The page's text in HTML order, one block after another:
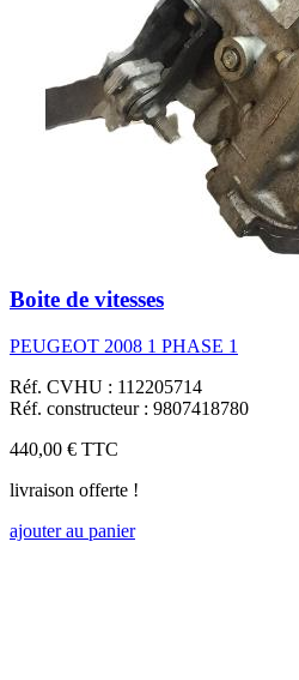
Boite de vitesses
PEUGEOT 2008 1 PHASE 1
Réf. CVHU : 112205714
Réf. constructeur : 9807418780
440,00 € TTC
livraison offerte !
ajouter au panier